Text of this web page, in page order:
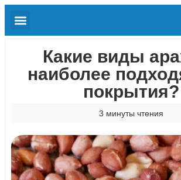
Какие виды
наиболее
покрытия?
3 минуты чтения